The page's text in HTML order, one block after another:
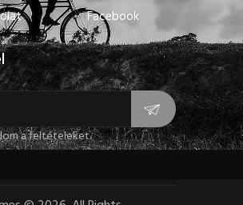
Facebook
a feltételeket.